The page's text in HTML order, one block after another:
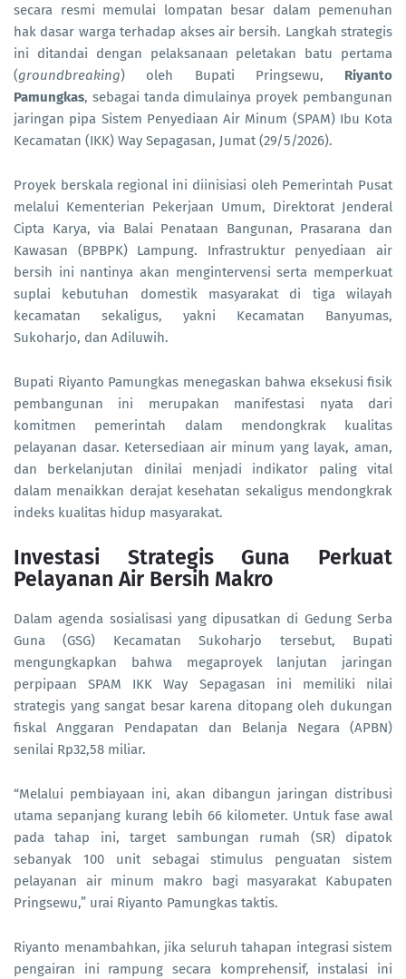
secara resmi memulai lompatan besar dalam pemenuhan
hak dasar warga terhadap akses air bersih. Langkah strategis
ini ditandai dengan pelaksanaan peletakan batu pertama
(groundbreaking) oleh Bupati Pringsewu, Riyanto
Pamungkas, sebagai tanda dimulainya proyek pembangunan
jaringan pipa Sistem Penyediaan Air Minum (SPAM) Ibu Kota
Kecamatan (IKK) Way Sepagasan, Jumat (29/5/2026).
Proyek berskala regional ini diinisiasi oleh Pemerintah Pusat
melalui Kementerian Pekerjaan Umum, Direktorat Jenderal
Cipta Karya, via Balai Penataan Bangunan, Prasarana dan
Kawasan (BPBPK) Lampung. Infrastruktur penyediaan air
bersih ini nantinya akan mengintervensi serta memperkuat
suplai kebutuhan domestik masyarakat di tiga wilayah
kecamatan sekaligus, yakni Kecamatan Banyumas,
Sukoharjo, dan Adiluwih.
Bupati Riyanto Pamungkas menegaskan bahwa eksekusi fisik
pembangunan ini merupakan manifestasi nyata dari
komitmen pemerintah dalam mendongkrak kualitas
pelayanan dasar. Ketersediaan air minum yang layak, aman,
dan berkelanjutan dinilai menjadi indikator paling vital
dalam menaikkan derajat kesehatan sekaligus mendongkrak
indeks kualitas hidup masyarakat.
Investasi Strategis Guna Perkuat
Pelayanan Air Bersih Makro
Dalam agenda sosialisasi yang dipusatkan di Gedung Serba
Guna (GSG) Kecamatan Sukoharjo tersebut, Bupati
mengungkapkan bahwa megaproyek lanjutan jaringan
perpipaan SPAM IKK Way Sepagasan ini memiliki nilai
strategis yang sangat besar karena ditopang oleh dukungan
fiskal Anggaran Pendapatan dan Belanja Negara (APBN)
senilai Rp32,58 miliar.
“Melalui pembiayaan ini, akan dibangun jaringan distribusi
utama sepanjang kurang lebih 66 kilometer. Untuk fase awal
pada tahap ini, target sambungan rumah (SR) dipatok
sebanyak 100 unit sebagai stimulus penguatan sistem
pelayanan air minum makro bagi masyarakat Kabupaten
Pringsewu,” urai Riyanto Pamungkas taktis.
Riyanto menambahkan, jika seluruh tahapan integrasi sistem
pengairan ini rampung secara komprehensif, instalasi ini